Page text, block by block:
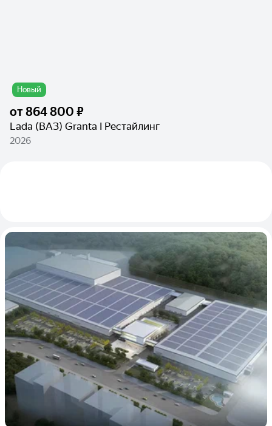
Новый
от864 800 ₽
Lada (ВАЗ) Granta I Рестайлинг
2026